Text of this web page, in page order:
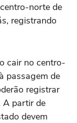
norte de
registrando
cair no centro-
passagem de
registrar
A partir de
devem